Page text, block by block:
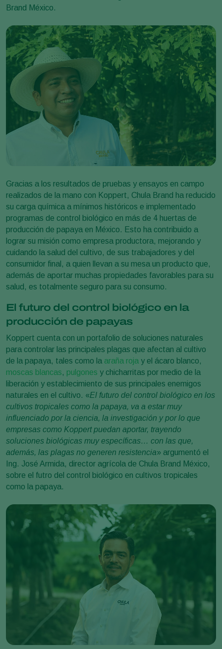
Brand México.
Gracias a los resultados de pruebas y ensayos en campo
realizados de la mano con Koppert, Chula Brand ha reducido
su carga química a mínimos históricos e implementado
programas de control biológico en más de 4 huertas de
producción de papaya en México. Esto ha contribuido a
lograr su misión como empresa productora, mejorando y
cuidando la salud del cultivo, de sus trabajadores y del
consumidor final, a quien llevan a su mesa un producto que,
además de aportar muchas propiedades favorables para su
salud, es totalmente seguro para su consumo.
El futuro del control biológico en la
producción de papayas
Koppert cuenta con un portafolio de soluciones naturales
para controlar las principales plagas que afectan al cultivo
de la papaya, tales como la araña roja y el ácaro blanco,
moscas blancas, pulgones y chicharritas por medio de la
liberación y establecimiento de sus principales enemigos
naturales en el cultivo. «El futuro del control biológico en los
cultivos tropicales como la papaya, va a estar muy
influenciado por la ciencia, la investigación y por lo que
empresas como Koppert puedan aportar, trayendo
soluciones biológicas muy específicas… con las que,
además, las plagas no generen resistencia» argumentó el
Ing. José Armida, director agrícola de Chula Brand México,
sobre el futro del control biológico en cultivos tropicales
como la papaya.